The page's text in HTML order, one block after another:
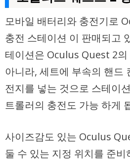
모바일 배터리와 충전기로
충전 스테이션 이 판매되고
테이션은 Oculus Quest 2
아니라, 세트에 부속의 핸드
전지를 넣는 것으로 스테이
트롤러의 충전도 가능 하게
사이즈감도 있는 Oculus
둘 수 있는 지정 위치를 준